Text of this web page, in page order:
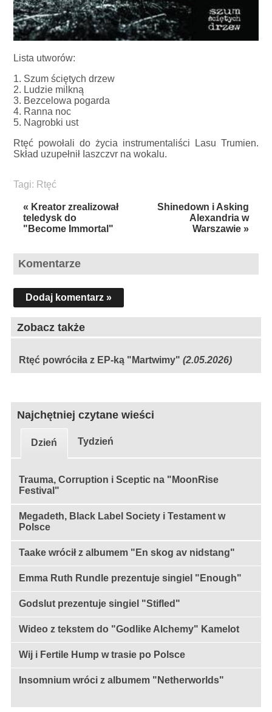
Lista utworów:
1. Szum ściętych drzew
2. Ludzie milkną
3. Bezcelowa pogarda
4. Ranna noc
5. Nagrobki ust
Rtęć powołali do życia instrumentaliści Lasu Trumien.
Skład uzupełnił Iaszczvr na wokalu.
Tagi: Rtęć
« Kreator zrealizował
teledysk do
"Become Immortal"
Shinedown i Asking
Alexandria w
Warszawie »
Komentarze
Dodaj komentarz »
Zobacz także
Rtęć powróciła z EP-ką "Martwimy" (2.05.2026)
Najchętniej czytane wieści
Dzień Tydzień
Trauma, Corruption i Sceptic na "MoonRise
Festival"
Megadeth, Black Label Society i Testament w
Polsce
Taake wrócił z albumem "En skog av nidstang"
Emma Ruth Rundle prezentuje singiel "Enough"
Godslut prezentuje singiel "Stifled"
Wideo z tekstem do "Godlike Alchemy" Kamelot
Wij i Fertile Hump w trasie po Polsce
Insomnium wróci z albumem "Netherworlds"